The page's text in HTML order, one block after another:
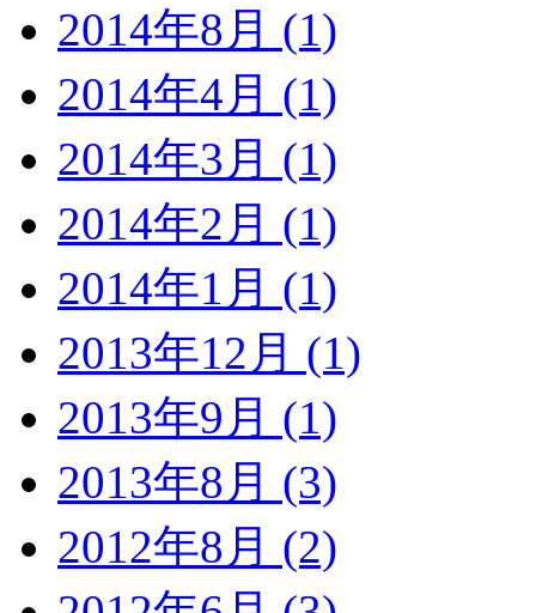
2014年8月 (1)
2014年4月 (1)
2014年3月 (1)
2014年2月 (1)
2014年1月 (1)
2013年12月 (1)
2013年9月 (1)
2013年8月 (3)
2012年8月 (2)